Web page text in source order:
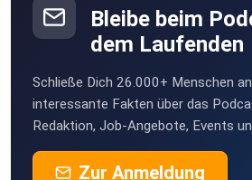
Bleibe beim
dem Laufenden
Schließe Dich 26.000+ Menschen
interessante Fakten über das
Redaktion, Job-Angebote, Events
Zur Anmeldung